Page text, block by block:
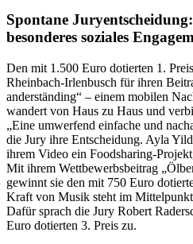
Spontane
besonderes soziales
Den mit 1.500 Euro dotierten 1.
Rheinbach-Irlenbusch für ihren
anderständing“ – einem mobilen
wandert von Haus zu Haus und
„Eine umwerfend einfache und
die Jury ihre Entscheidung. Ayla
ihrem Video ein Foodsharing-
Mit ihrem Wettbewerbsbeitrag
gewinnt sie den mit 750 Euro
Kraft von Musik steht im
Dafür sprach die Jury Robert
Euro dotierten 3. Preis zu.